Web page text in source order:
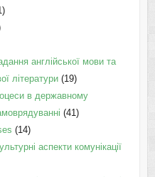
англійської мови та
літератури(19)
в державному
(41)
(14)
аспекти комунікації